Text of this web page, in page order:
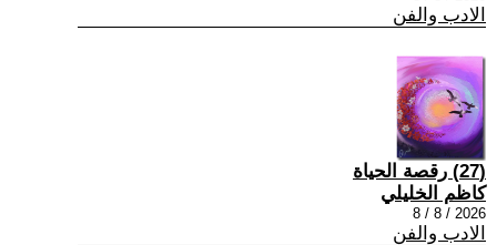
الادب والفن
(27) رقصة الحياة
كاظم الخليلي
2026 / 8 / 8
الادب والفن